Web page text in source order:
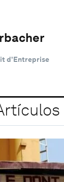
d'Entreprise